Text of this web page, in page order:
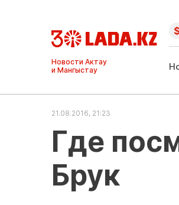
Ақтау және
Манғыстау
жаңалықтары
21.08.2016, 21:23
Где
Брук